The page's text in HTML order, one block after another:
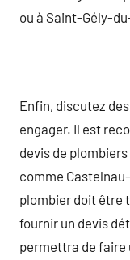
ou à Saint-Gély-
Enfin, discutez
engager. Il est
devis de
comme
plombier doit être
fournir un devis
permettra de faire